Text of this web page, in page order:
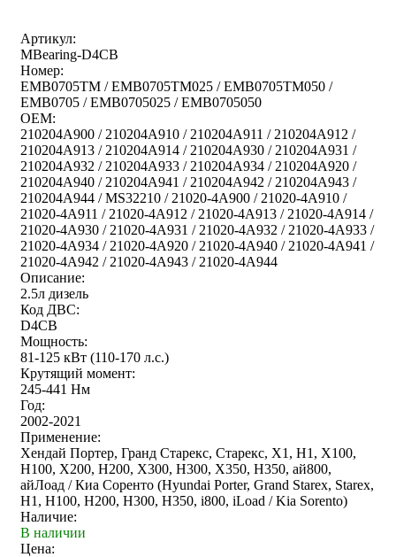
Артикул:
MBearing-D4CB
Номер:
EMB0705TM / EMB0705TM025 / EMB0705TM050 /
EMB0705 / EMB0705025 / EMB0705050
OEM:
210204A900 / 210204A910 / 210204A911 / 210204A912 /
210204A913 / 210204A914 / 210204A930 / 210204A931 /
210204A932 / 210204A933 / 210204A934 / 210204A920 /
210204A940 / 210204A941 / 210204A942 / 210204A943 /
210204A944 / MS32210 / 21020-4A900 / 21020-4A910 /
21020-4A911 / 21020-4A912 / 21020-4A913 / 21020-4A914 /
21020-4A930 / 21020-4A931 / 21020-4A932 / 21020-4A933 /
21020-4A934 / 21020-4A920 / 21020-4A940 / 21020-4A941 /
21020-4A942 / 21020-4A943 / 21020-4A944
Описание:
2.5л дизель
Код ДВС:
D4CB
Мощность:
81-125 кВт (110-170 л.с.)
Крутящий момент:
245-441 Нм
Год:
2002-2021
Применение:
Хендай Портер, Гранд Старекс, Старекс, Х1, Н1, Х100,
Н100, Х200, Н200, Х300, Н300, Х350, Н350, ай800,
айЛоад / Киа Соренто (Hyundai Porter, Grand Starex, Starex,
H1, H100, H200, H300, H350, i800, iLoad / Kia Sorento)
Наличие:
В наличии
Цена: